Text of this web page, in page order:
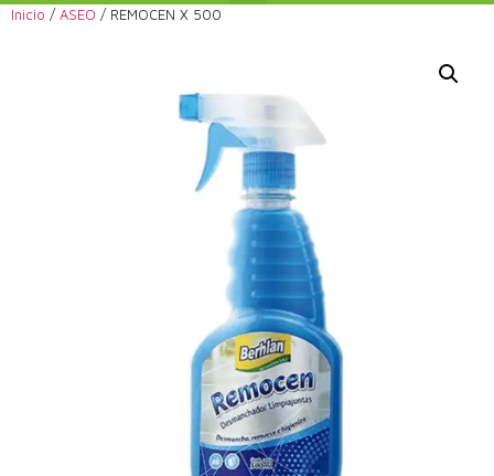
Inicio /ASEO / REMOCEN X 500